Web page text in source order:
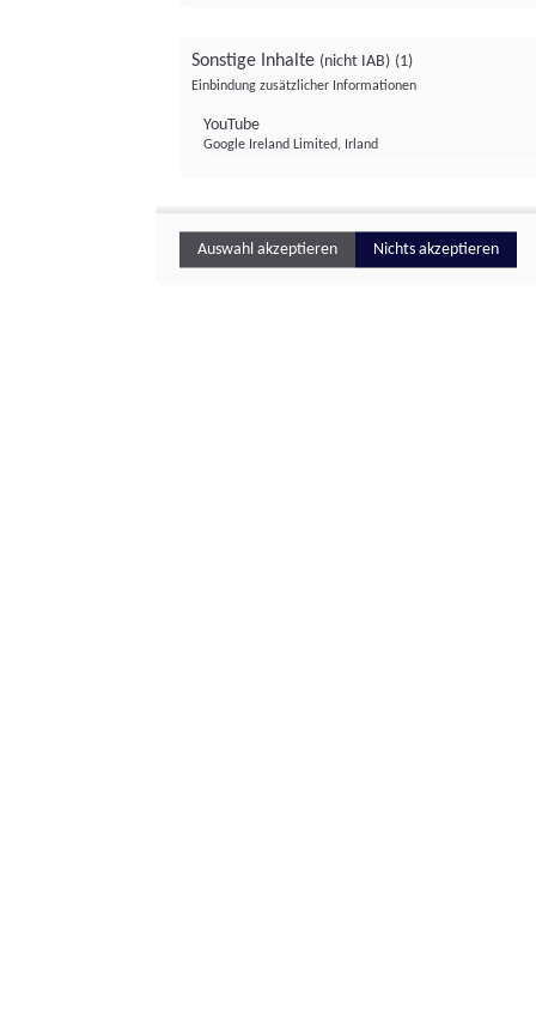
Sonstige Inhalte (nicht IAB) (1)
Einbindung zusätzlicher Informationen
YouTube
Google Ireland Limited, Irland
Auswahl akzeptieren Nichts akzeptieren